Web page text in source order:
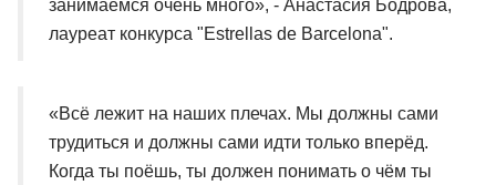
занимаемся очень много», - Анастасия Бодрова,
лауреат конкурса "Estrellas de Barcelona".
«Всё лежит на наших плечах. Мы должны сами
трудиться и должны сами идти только вперёд.
Когда ты поёшь, ты должен понимать о чём ты